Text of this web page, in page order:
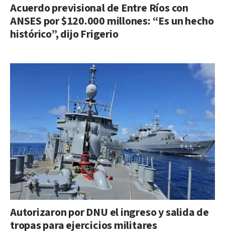
Acuerdo previsional de Entre Ríos con
ANSES por $120.000 millones: “Es un hecho
histórico”, dijo Frigerio
Autorizaron por DNU el ingreso y salida de
tropas para ejercicios militares